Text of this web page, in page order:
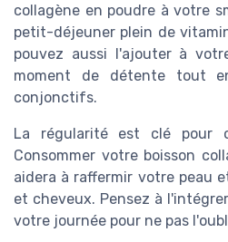
collagène en poudre à votre
petit-déjeuner plein de
pouvez aussi l'ajouter à
moment de détente tout
conjonctifs.
La régularité est clé pour
Consommer votre boisson
aidera à raffermir votre peau
et cheveux. Pensez à
votre journée pour ne pas